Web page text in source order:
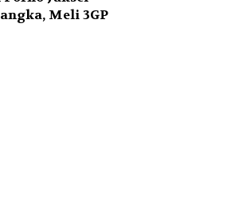
Meli 3GP